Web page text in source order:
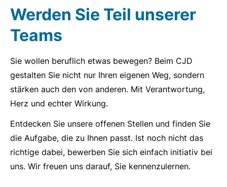
Werden Sie Teil unserer
Teams
Sie wollen beruflich etwas bewegen? Beim CJD
gestalten Sie nicht nur Ihren eigenen Weg, sondern
stärken auch den von anderen. Mit Verantwortung,
Herz und echter Wirkung.
Entdecken Sie unsere offenen Stellen und finden Sie
die Aufgabe, die zu Ihnen passt. Ist noch nicht das
richtige dabei, bewerben Sie sich einfach initiativ bei
uns. Wir freuen uns darauf, Sie kennenzulernen.